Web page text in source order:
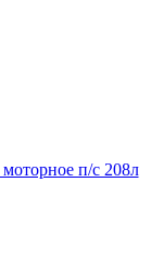
п/с 208л